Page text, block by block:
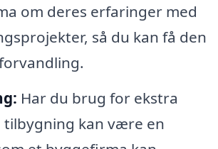
om deres erfaringer med
så du kan få den
Har du brug for ekstra
tilbygning kan være en